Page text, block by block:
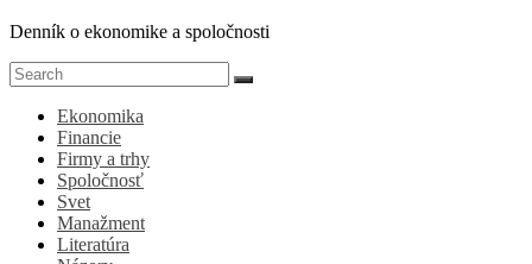
Denník o ekonomike a spoločnosti
Ekonomika
Financie
Firmy a trhy
Spoločnosť
Svet
Manažment
Literatúra